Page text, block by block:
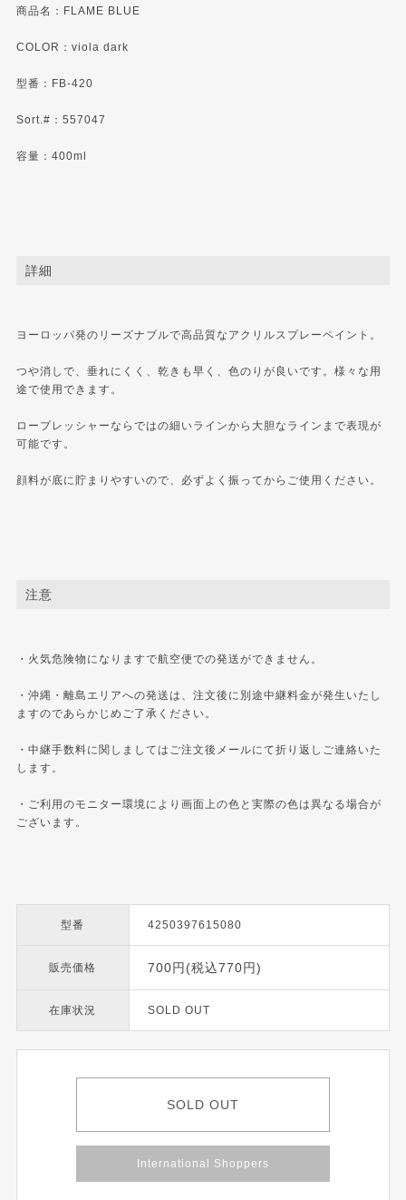
商品名：FLAME BLUE
COLOR：viola dark
型番：FB-420
Sort.#：557047
容量：400ml
詳細
ヨーロッパ発のリーズナブルで高品質なアクリルスプレーペイント。
つや消しで、垂れにくく、乾きも早く、色のりが良いです。様々な用
途で使用できます。
ロープレッシャーならではの細いラインから大胆なラインまで表現が
可能です。
顔料が底に貯まりやすいので、必ずよく振ってからご使用ください。
注意
・火気危険物になりますで航空便での発送ができません。
・沖縄・離島エリアへの発送は、注文後に別途中継料金が発生いたし
ますのであらかじめご了承ください。
・中継手数料に関しましてはご注文後メールにて折り返しご連絡いた
します。
・ご利用のモニター環境により画面上の色と実際の色は異なる場合が
ございます。
型番 4250397615080
販売価格 700円(税込770円)
在庫状況 SOLD OUT
SOLD OUT
International Shoppers